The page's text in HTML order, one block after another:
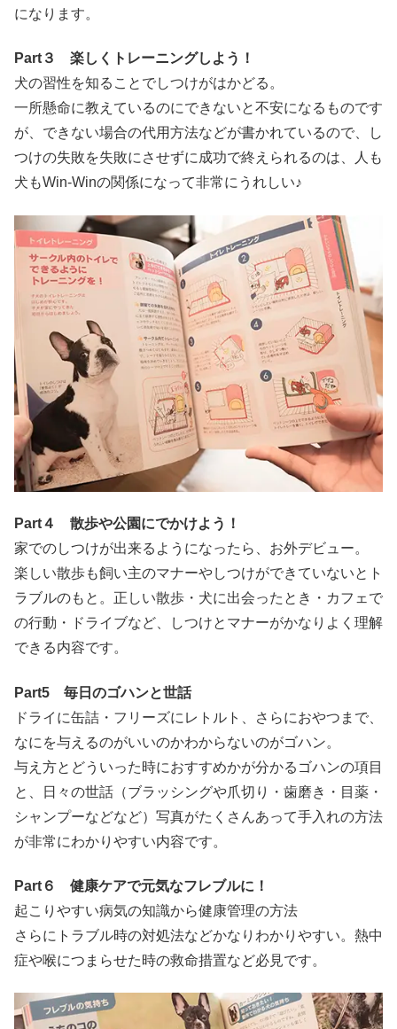
になります。
Part３ 楽しくトレーニングしよう！
犬の習性を知ることでしつけがはかどる。
一所懸命に教えているのにできないと不安になるものです
が、できない場合の代用方法などが書かれているので、し
つけの失敗を失敗にさせずに成功で終えられるのは、人も
犬もWin-Winの関係になって非常にうれしい♪
Part４ 散歩や公園にでかけよう！
家でのしつけが出来るようになったら、お外デビュー。
楽しい散歩も飼い主のマナーやしつけができていないとト
ラブルのもと。正しい散歩・犬に出会ったとき・カフェで
の行動・ドライブなど、しつけとマナーがかなりよく理解
できる内容です。
Part5 毎日のゴハンと世話
ドライに缶詰・フリーズにレトルト、さらにおやつまで、
なにを与えるのがいいのかわからないのがゴハン。
与え方とどういった時におすすめかが分かるゴハンの項目
と、日々の世話（ブラッシングや爪切り・歯磨き・目薬・
シャンプーなどなど）写真がたくさんあって手入れの方法
が非常にわかりやすい内容です。
Part６ 健康ケアで元気なフレブルに！
起こりやすい病気の知識から健康管理の方法
さらにトラブル時の対処法などかなりわかりやすい。熱中
症や喉につまらせた時の救命措置など必見です。